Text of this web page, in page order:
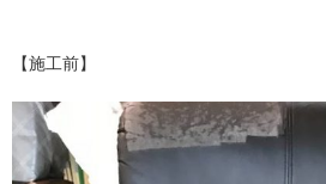
【施工前】